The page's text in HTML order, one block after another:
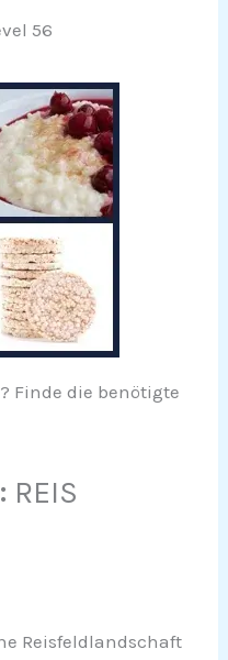
56
Finde die benötigte
REIS
Reisfeldlandschaft